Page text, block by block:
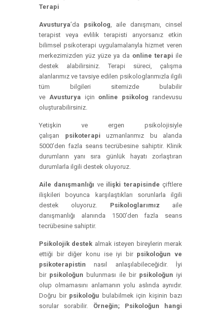
Terapi
Avusturya’da psikolog, aile danışmanı, cinsel
terapist veya evlilik terapisti arıyorsanız etkin
bilimsel psikoterapi uygulamalarıyla hizmet veren
merkezimizden yüz yüze ya da online terapi ile
destek alabilirsiniz. Terapi süreci, çalışma
alanlarımız ve tavsiye edilen psikologlarımızla ilgili
tüm bilgileri sitemizde bulabilir
ve Avusturya için online psikolog randevusu
oluşturabilirsiniz.
Yetişkin ve ergen psikolojisiyle
çalışan psikoterapi uzmanlarımız bu alanda
5000’den fazla seans tecrübesine sahiptir. Klinik
durumların yanı sıra günlük hayatı zorlaştıran
durumlarla ilgili destek oluyoruz.
Aile danışmanlığı ve ilişki terapisinde çiftlere
ilişkileri boyunca karşılaştıkları sorunlarla ilgili
destek oluyoruz. Psikologlarımız aile
danışmanlığı alanında 1500’den fazla seans
tecrübesine sahiptir.
Psikolojik destek almak isteyen bireylerin merak
ettiği bir diğer konu ise iyi bir psikoloğun ve
psikoterapistin nasıl anlaşılabileceğidir. İyi
bir psikoloğun bulunması ile bir psikoloğun iyi
olup olmamasını anlamanın yolu aslında aynıdır.
Doğru bir psikoloğu bulabilmek için kişinin bazı
sorular sorabilir. Örneğin; Psikoloğun hangi